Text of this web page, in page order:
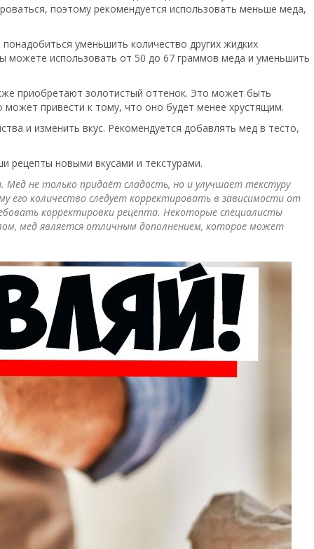
поэтому рекомендуется использовать меньше меда,
уменьшить количество других жидких
можете использовать от 50 до 67 граммов меда и уменьшить
приобретают золотистый оттенок. Это может быть
может привести к тому, что оно будет менее хрустящим.
и изменить вкус. Рекомендуется добавлять мед в тесто,
новыми вкусами и текстурами.
не только придаёт сладость, но и улучшает текстуру
его количество следует корректировать в зависимости от
корректировки рецепта. Некоторые специалисты
мед является отличным дополнением, которое может